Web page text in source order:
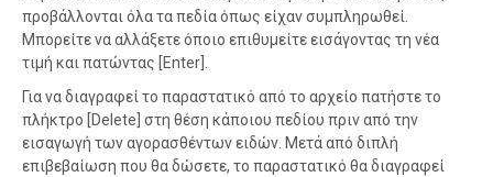
προβάλλονται όλα τα πεδία όπως είχαν συμπληρωθεί.
Μπορείτε να αλλάξετε όποιο επιθυμείτε εισάγοντας τη νέα
τιμή και πατώντας [Enter].
Για να διαγραφεί το παραστατικό από το αρχείο πατήστε το
πλήκτρο [Delete] στη θέση κάποιου πεδίου πριν από την
εισαγωγή των αγορασθέντων ειδών. Μετά από διπλή
επιβεβαίωση που θα δώσετε, το παραστατικό θα διαγραφεί